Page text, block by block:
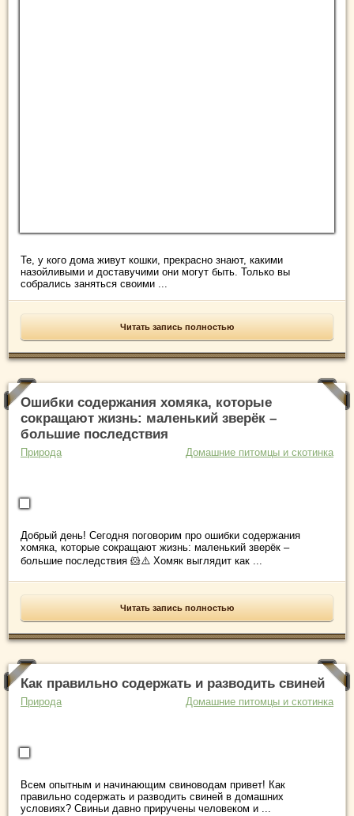
Те, у кого дома живут кошки, прекрасно знают, какими
назойливыми и доставучими они могут быть. Только вы
собрались заняться своими ...
Читать запись полностью
Ошибки содержания хомяка, которые
сокращают жизнь: маленький зверёк –
большие последствия
Природа Домашние питомцы и скотинка
Добрый день! Сегодня поговорим про ошибки содержания
хомяка, которые сокращают жизнь: маленький зверёк –
большие последствия 🐹⚠️ Хомяк выглядит как ...
Читать запись полностью
Как правильно содержать и разводить свиней
Природа Домашние питомцы и скотинка
Всем опытным и начинающим свиноводам привет! Как
правильно содержать и разводить свиней в домашних
условиях? Свиньи давно приручены человеком и ...